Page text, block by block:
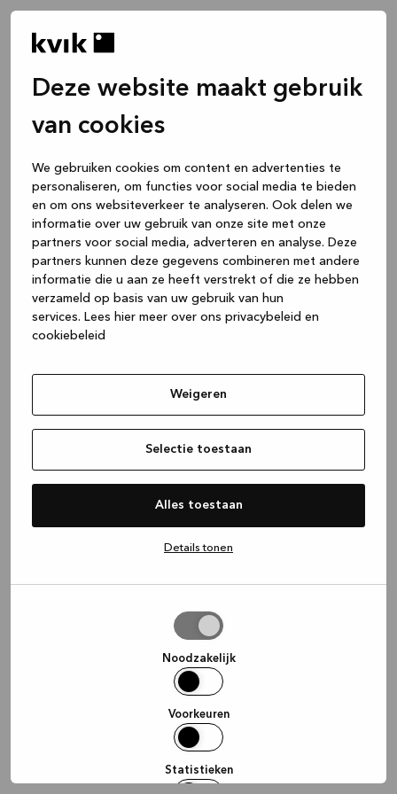
Deze website maakt gebruik
van cookies
We gebruiken cookies om content en advertenties te
personaliseren, om functies voor social media te bieden
en om ons websiteverkeer te analyseren. Ook delen we
informatie over uw gebruik van onze site met onze
partners voor social media, adverteren en analyse. Deze
partners kunnen deze gegevens combineren met andere
informatie die u aan ze heeft verstrekt of die ze hebben
verzameld op basis van uw gebruik van hun
services. Lees hier meer over ons privacybeleid en
cookiebeleid
Weigeren
Selectie toestaan
Alles toestaan
Details tonen
Noodzakelijk
Voorkeuren
Statistieken
(see the browser console for more
information).